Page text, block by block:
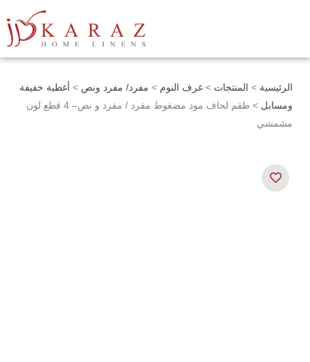
الرئيسية > المنتجات > غرف النوم > مفرد/ مفرد ونص > أغطية خفيفة
ومسابل
> طقم لحاف مود مضغوط مفرد / مفرد و نص– 4 قطع لون
مشمشي